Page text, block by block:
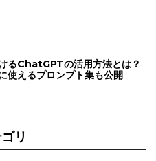
るChatGPTの活用方法とは？
使えるプロンプト集も公開
リ